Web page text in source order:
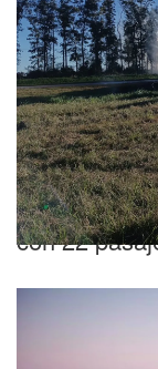
Susto
Pánico en
con 22